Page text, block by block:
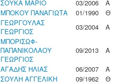
ΣΟΥΚΑ ΜΑΡΙΟ 03/2006
Α
ΜΠΟΚΟΥ ΠΑΝΑΓΙΩΤΑ 01/1990
Θ
ΓΕΩΡΓΟΥΛΑΣ
ΓΕΩΡΓΙΟΣ
03/2004 Α
ΜΠΟΡΙΣΩΦ-
ΠΑΠΑΝΙΚΟΛΑΟΥ
ΓΕΩΡΓΙΟΣ
09/2013
Α
ΑΓΑΔΗΣ ΗΛΙΑΣ 06/2007
Α
ΣΟΥΛΗ ΑΓΓΕΛΙΚΗ 09/1962
Θ